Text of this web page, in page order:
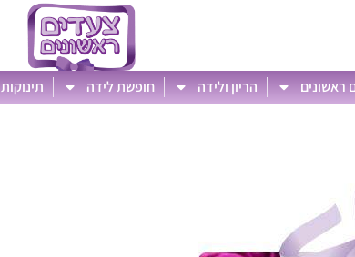
ראשונים הריון ולידה חופשת לידה תינוקות